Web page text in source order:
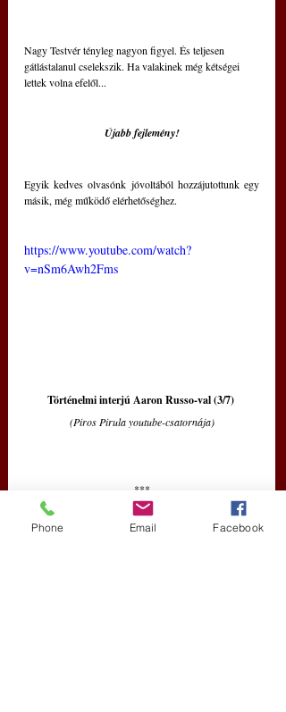
Nagy Testvér tényleg nagyon figyel. És teljesen
gátlástalanul cselekszik. Ha valakinek még kétségei
lettek volna efelől...
Újabb fejlemény!
Egyik kedves olvasónk jóvoltából hozzájutottunk egy
másik, még működő elérhetőséghez.
https://www.youtube.com/watch?
v=nSm6Awh2Fms
Történelmi interjú Aaron Russo-val (3/7)
(Piros Pirula youtube-csatornája)
***
Következik:
Phone Email Facebook